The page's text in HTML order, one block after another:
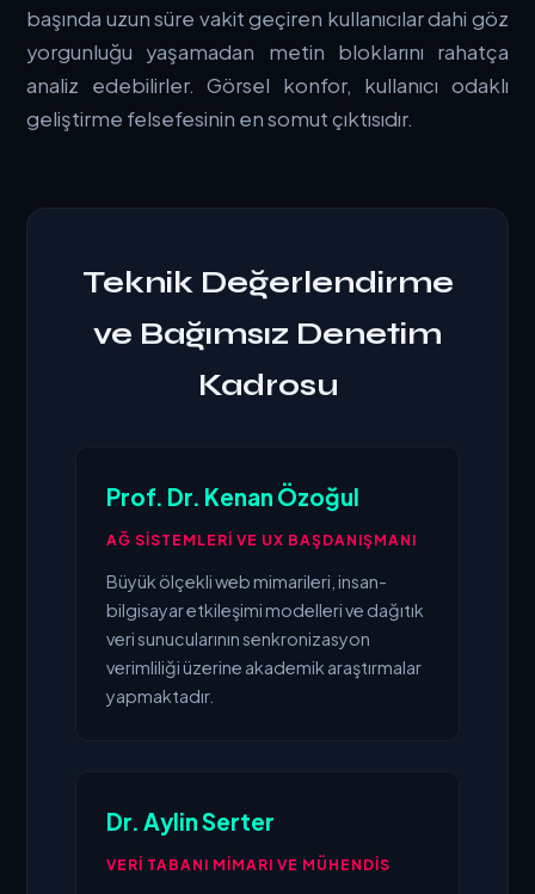
başında uzun süre vakit geçiren kullanıcılar dahi göz
yorgunluğu yaşamadan metin bloklarını rahatça
analiz edebilirler. Görsel konfor, kullanıcı odaklı
geliştirme felsefesinin en somut çıktısıdır.
Teknik Değerlendirme
ve Bağımsız Denetim
Kadrosu
Prof. Dr. Kenan Özoğul
AĞ SISTEMLERI VE UX BAŞDANIŞMANI
Büyük ölçekli web mimarileri, insan-
bilgisayar etkileşimi modelleri ve dağıtık
veri sunucularının senkronizasyon
verimliliği üzerine akademik araştırmalar
yapmaktadır.
Dr. Aylin Serter
VERI TABANI MIMARI VE MÜHENDIS